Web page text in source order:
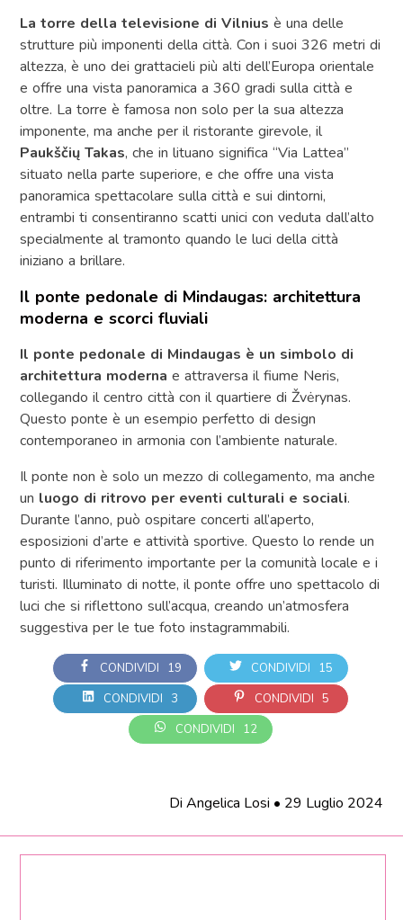
La torre della televisione di Vilnius è una delle
strutture più imponenti della città. Con i suoi 326 metri di
altezza, è uno dei grattacieli più alti dell’Europa orientale
e offre una vista panoramica a 360 gradi sulla città e
oltre. La torre è famosa non solo per la sua altezza
imponente, ma anche per il ristorante girevole, il
Paukščių Takas, che in lituano significa “Via Lattea”
situato nella parte superiore, e che offre una vista
panoramica spettacolare sulla città e sui dintorni,
entrambi ti consentiranno scatti unici con veduta dall’alto
specialmente al tramonto quando le luci della città
iniziano a brillare.
Il ponte pedonale di Mindaugas: architettura
moderna e scorci fluviali
Il ponte pedonale di Mindaugas è un simbolo di
architettura moderna e attraversa il fiume Neris,
collegando il centro città con il quartiere di Žvėrynas.
Questo ponte è un esempio perfetto di design
contemporaneo in armonia con l’ambiente naturale.
Il ponte non è solo un mezzo di collegamento, ma anche
un luogo di ritrovo per eventi culturali e sociali.
Durante l’anno, può ospitare concerti all’aperto,
esposizioni d’arte e attività sportive. Questo lo rende un
punto di riferimento importante per la comunità locale e i
turisti. Illuminato di notte, il ponte offre uno spettacolo di
luci che si riflettono sull’acqua, creando un’atmosfera
suggestiva per le tue foto instagrammabili.
CONDIVIDI 19 CONDIVIDI 15
CONDIVIDI 3 CONDIVIDI 5
CONDIVIDI 12
Di Angelica Losi • 29 Luglio 2024